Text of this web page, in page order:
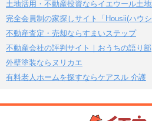
土地活用・不動産投資ならイエウール土地
完全会員制の家探しサイト「Housii(ハウシ
不動産査定・売却ならすまいステップ
不動産会社の評判サイト｜おうちの語り部
外壁塗装ならヌリカエ
有料老人ホームを探すならケアスル 介護